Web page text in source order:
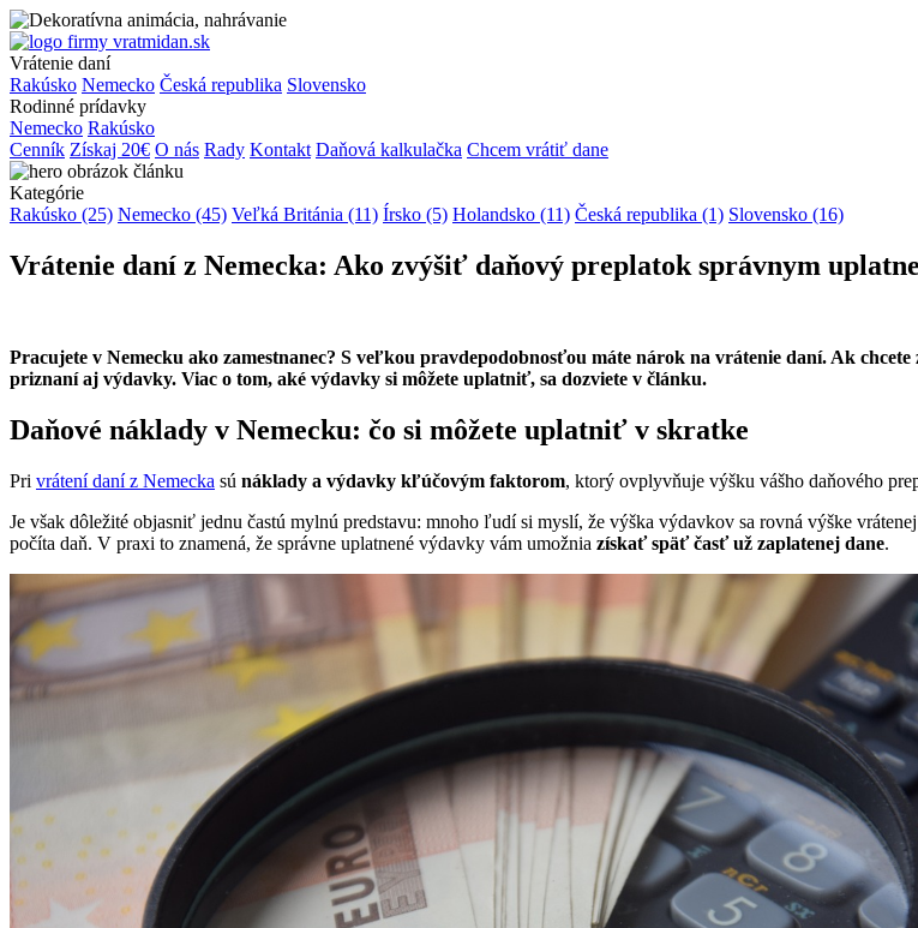
Vrátenie daní
Rakúsko Nemecko Česká republika Slovensko
Rodinné prídavky
Nemecko Rakúsko
Cenník Získaj 20€ O nás Rady Kontakt Daňová kalkulačka Chcem vrátiť dane
Kategórie
Rakúsko (25) Nemecko (45) Veľká Británia (11) Írsko (5) Holandsko (11) Česká republika (1) Slovensko (16)
Vrátenie daní z Nemecka: Ako zvýšiť daňový preplatok správnym
Pracujete v Nemecku ako zamestnanec? S veľkou pravdepodobnosťou máte nárok na vrátenie daní. Ak
priznaní aj výdavky. Viac o tom, aké výdavky si môžete uplatniť, sa dozviete v článku.
Daňové náklady v Nemecku: čo si môžete uplatniť v skratke
Pri vrátení daní z Nemecka sú náklady a výdavky kľúčovým faktorom, ktorý ovplyvňuje výšku vášho daňového
Je však dôležité objasniť jednu častú mylnú predstavu: mnoho ľudí si myslí, že výška výdavkov sa rovná výške
počíta daň. V praxi to znamená, že správne uplatnené výdavky vám umožnia získať späť časť už zaplatenej dane.